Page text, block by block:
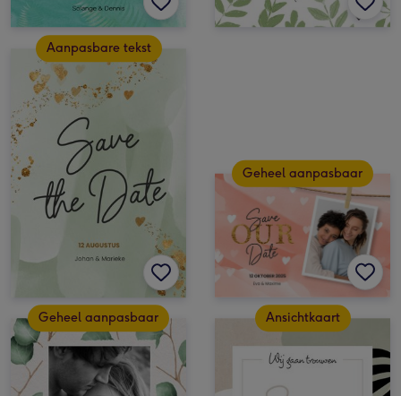
Aanpasbare tekst
Geheel aanpasbaar
Geheel aanpasbaar Ansichtkaart